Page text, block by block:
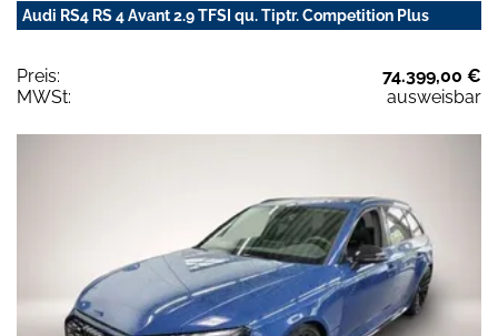
Audi RS4 RS 4 Avant 2.9 TFSI qu. Tiptr. Competition Plus
Preis:
74.399,00 €
MWSt:
ausweisbar